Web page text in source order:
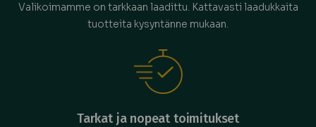
Valikoimamme on tarkkaan laadittu. Kattavasti laadukkaita
tuotteita kysyntänne mukaan.
Tarkat ja nopeat toimitukset